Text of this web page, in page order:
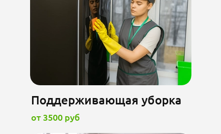
Поддерживающая уборка
от 3500 руб